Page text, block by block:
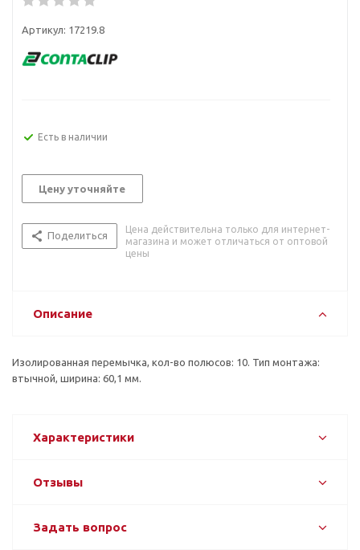
Артикул: 17219.8
Есть в наличии
Цену уточняйте
Поделиться
Цена действительна только для интернет-
магазина и может отличаться от оптовой
цены
Описание
Изолированная перемычка, кол-во полюсов: 10. Тип монтажа:
втычной, ширина: 60,1 мм.
Характеристики
Отзывы
Задать вопрос